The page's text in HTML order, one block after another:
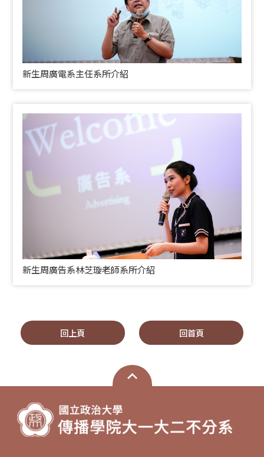
新生周廣電系主任系所介紹
新生周廣告系林芝璇老師系所介紹
回上頁 回首頁